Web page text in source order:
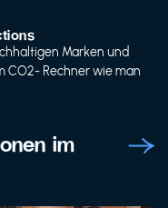
Marken und
CO2- Rechner wie man
im